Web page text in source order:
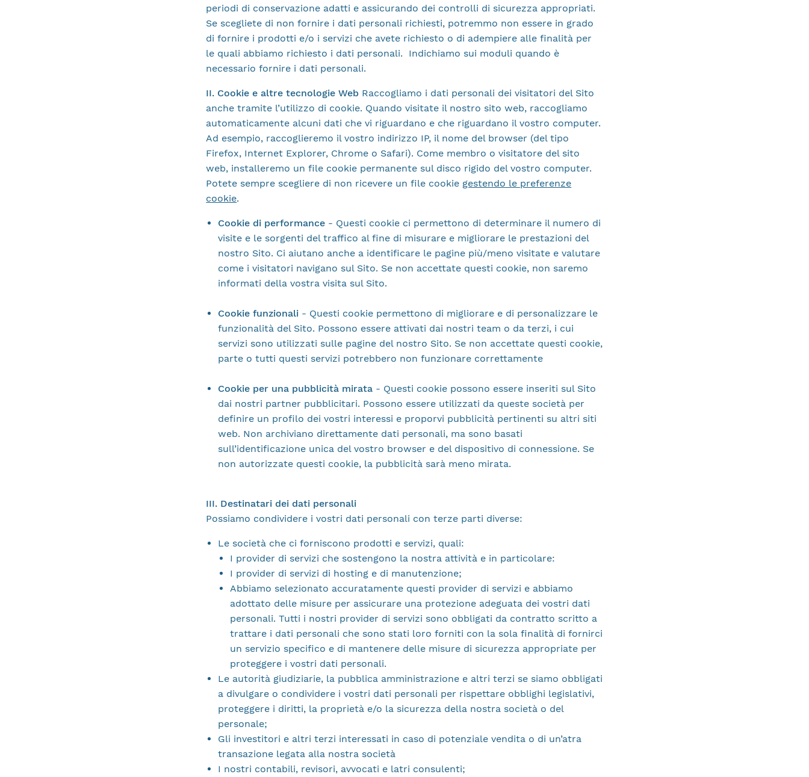
periodi di conservazione adatti e assicurando dei controlli di sicurezza appropriati.
Se scegliete di non fornire i dati personali richiesti, potremmo non essere in grado
di fornire i prodotti e/o i servizi che avete richiesto o di adempiere alle finalità per
le quali abbiamo richiesto i dati personali. Indichiamo sui moduli quando è
necessario fornire i dati personali.
II. Cookie e altre tecnologie Web Raccogliamo i dati personali dei visitatori del Sito
anche tramite l’utilizzo di cookie. Quando visitate il nostro sito web, raccogliamo
automaticamente alcuni dati che vi riguardano e che riguardano il vostro computer.
Ad esempio, raccoglieremo il vostro indirizzo IP, il nome del browser (del tipo
Firefox, Internet Explorer, Chrome o Safari). Come membro o visitatore del sito
web, installeremo un file cookie permanente sul disco rigido del vostro computer.
Potete sempre scegliere di non ricevere un file cookie gestendo le preferenze
cookie.
Cookie di performance - Questi cookie ci permettono di determinare il numero di
visite e le sorgenti del traffico al fine di misurare e migliorare le prestazioni del
nostro Sito. Ci aiutano anche a identificare le pagine più/meno visitate e valutare
come i visitatori navigano sul Sito. Se non accettate questi cookie, non saremo
informati della vostra visita sul Sito.
Cookie funzionali - Questi cookie permettono di migliorare e di personalizzare le
funzionalità del Sito. Possono essere attivati dai nostri team o da terzi, i cui
servizi sono utilizzati sulle pagine del nostro Sito. Se non accettate questi cookie,
parte o tutti questi servizi potrebbero non funzionare correttamente
Cookie per una pubblicità mirata - Questi cookie possono essere inseriti sul Sito
dai nostri partner pubblicitari. Possono essere utilizzati da queste società per
definire un profilo dei vostri interessi e proporvi pubblicità pertinenti su altri siti
web. Non archiviano direttamente dati personali, ma sono basati
sull’identificazione unica del vostro browser e del dispositivo di connessione. Se
non autorizzate questi cookie, la pubblicità sarà meno mirata.
III. Destinatari dei dati personali
Possiamo condividere i vostri dati personali con terze parti diverse:
Le società che ci forniscono prodotti e servizi, quali:
I provider di servizi che sostengono la nostra attività e in particolare:
I provider di servizi di hosting e di manutenzione;
Abbiamo selezionato accuratamente questi provider di servizi e abbiamo
adottato delle misure per assicurare una protezione adeguata dei vostri dati
personali. Tutti i nostri provider di servizi sono obbligati da contratto scritto a
trattare i dati personali che sono stati loro forniti con la sola finalità di fornirci
un servizio specifico e di mantenere delle misure di sicurezza appropriate per
proteggere i vostri dati personali.
Le autorità giudiziarie, la pubblica amministrazione e altri terzi se siamo obbligati
a divulgare o condividere i vostri dati personali per rispettare obblighi legislativi,
proteggere i diritti, la proprietà e/o la sicurezza della nostra società o del
personale;
Gli investitori e altri terzi interessati in caso di potenziale vendita o di un’atra
transazione legata alla nostra società
I nostri contabili, revisori, avvocati e latri consulenti;